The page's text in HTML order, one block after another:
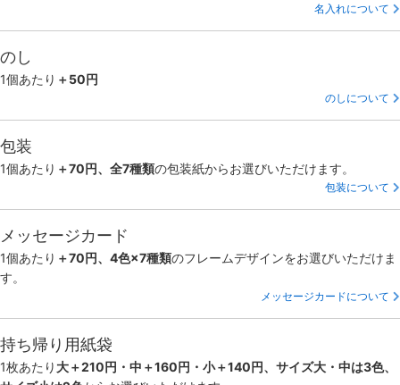
名入れについて
のし
1個あたり ＋50円
のしについて
包装
1個あたり ＋70円、全7種類の包装紙からお選びいただけます。
包装について
メッセージカード
1個あたり ＋70円、4色×7種類のフレームデザインをお選びいただけま
す。
メッセージカードについて
持ち帰り用紙袋
1枚あたり 大＋210円・中＋160円・小＋140円、サイズ大・中は3色、